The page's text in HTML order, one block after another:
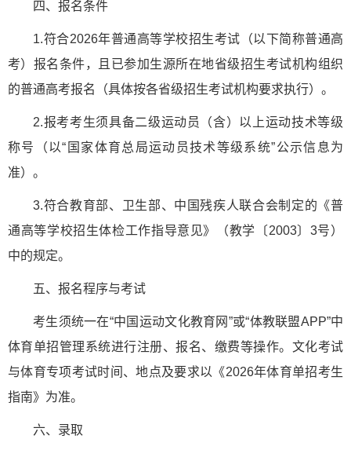
四、报名条件
1.符合2026年普通高等学校招生考试（以下简称普通高
考）报名条件，且已参加生源所在地省级招生考试机构组织
的普通高考报名（具体按各省级招生考试机构要求执行）。
2.报考考生须具备二级运动员（含）以上运动技术等级
称号（以“国家体育总局运动员技术等级系统”公示信息为
准）。
3.符合教育部、卫生部、中国残疾人联合会制定的《普
通高等学校招生体检工作指导意见》（教学〔2003〕3号）
中的规定。
五、报名程序与考试
考生须统一在“中国运动文化教育网”或“体教联盟APP”中
体育单招管理系统进行注册、报名、缴费等操作。文化考试
与体育专项考试时间、地点及要求以《2026年体育单招考生
指南》为准。
六、录取